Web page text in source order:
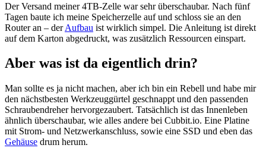
Der Versand meiner 4TB-Zelle war sehr überschaubar. Nach fünf
Tagen baute ich meine Speicherzelle auf und schloss sie an den
Router an – derAufbau ist wirklich simpel. Die Anleitung ist direkt
auf dem Karton abgedruckt, was zusätzlich Ressourcen einspart.
Aber was ist da eigentlich drin?
Man sollte es ja nicht machen, aber ich bin ein Rebell und habe mir
den nächstbesten Werkzeuggürtel geschnappt und den passenden
Schraubendreher hervorgezaubert. Tatsächlich ist das Innenleben
ähnlich überschaubar, wie alles andere bei Cubbit.io. Eine Platine
mit Strom- und Netzwerkanschluss, sowie eine SSD und eben das
Gehäuse drum herum.